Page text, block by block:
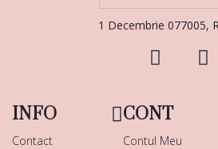
1 Decembrie 077005,
INFO
Contact
CONT
Contul Meu